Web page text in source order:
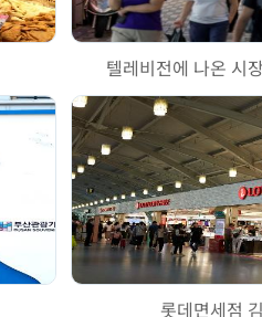
텔레비전에 나온 시
롯데면세점